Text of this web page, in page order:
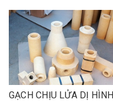
GẠCH CHỊU LỬA DỊ HÌNH